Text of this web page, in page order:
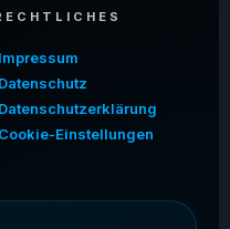
Impressum
Datenschutz
Datenschutzerklärung
Cookie-Einstellungen